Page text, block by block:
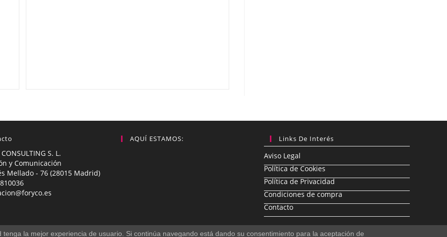
CONSULTING S. L.
y Comunicación
Mellado - 76 (28015 Madrid)
AQUÍ ESTAMOS: Links De Interés
Aviso Legal
Política de Cookies
Política de Privacidad
Condiciones de compra
Contacto
la mejor experiencia de usuario. Si continúa navegando está dando su consentimiento para la aceptación de